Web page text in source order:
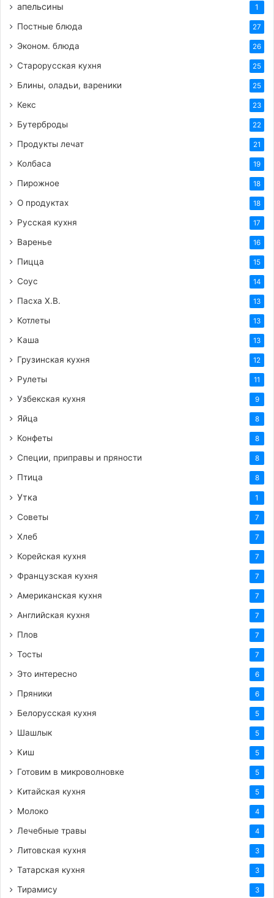
апельсины 1
Постные блюда 27
Эконом. блюда 26
Старорусская кухня 25
Блины, оладьи, вареники 25
Кекс 23
Бутерброды 22
Продукты лечат 21
Колбаса 19
Пирожное 18
О продуктах 18
Русская кухня 17
Варенье 16
Пицца 15
Соус 14
Пасха Х.В. 13
Котлеты 13
Каша 13
Грузинская кухня 12
Рулеты 11
Узбекская кухня 9
Яйца 8
Конфеты 8
Специи, приправы и пряности 8
Птица 8
Утка 1
Советы 7
Хлеб 7
Корейская кухня 7
Французская кухня 7
Американская кухня 7
Английская кухня 7
Плов 7
Тосты 7
Это интересно 6
Пряники 6
Белорусская кухня 5
Шашлык 5
Киш 5
Готовим в микроволновке 5
Китайская кухня 5
Молоко 4
Лечебные травы 4
Литовская кухня 3
Татарская кухня 3
Тирамису 3